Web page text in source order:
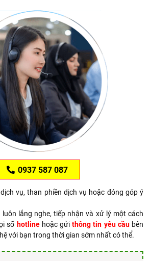
0937 587 087
vụ, than phiền dịch vụ hoặc đóng góp ý
luôn lắng nghe, tiếp nhận và xử lý một cách
số hotlinehoặc gửithông tin yêu cầubên
với bạn trong thời gian sớm nhất có thể.